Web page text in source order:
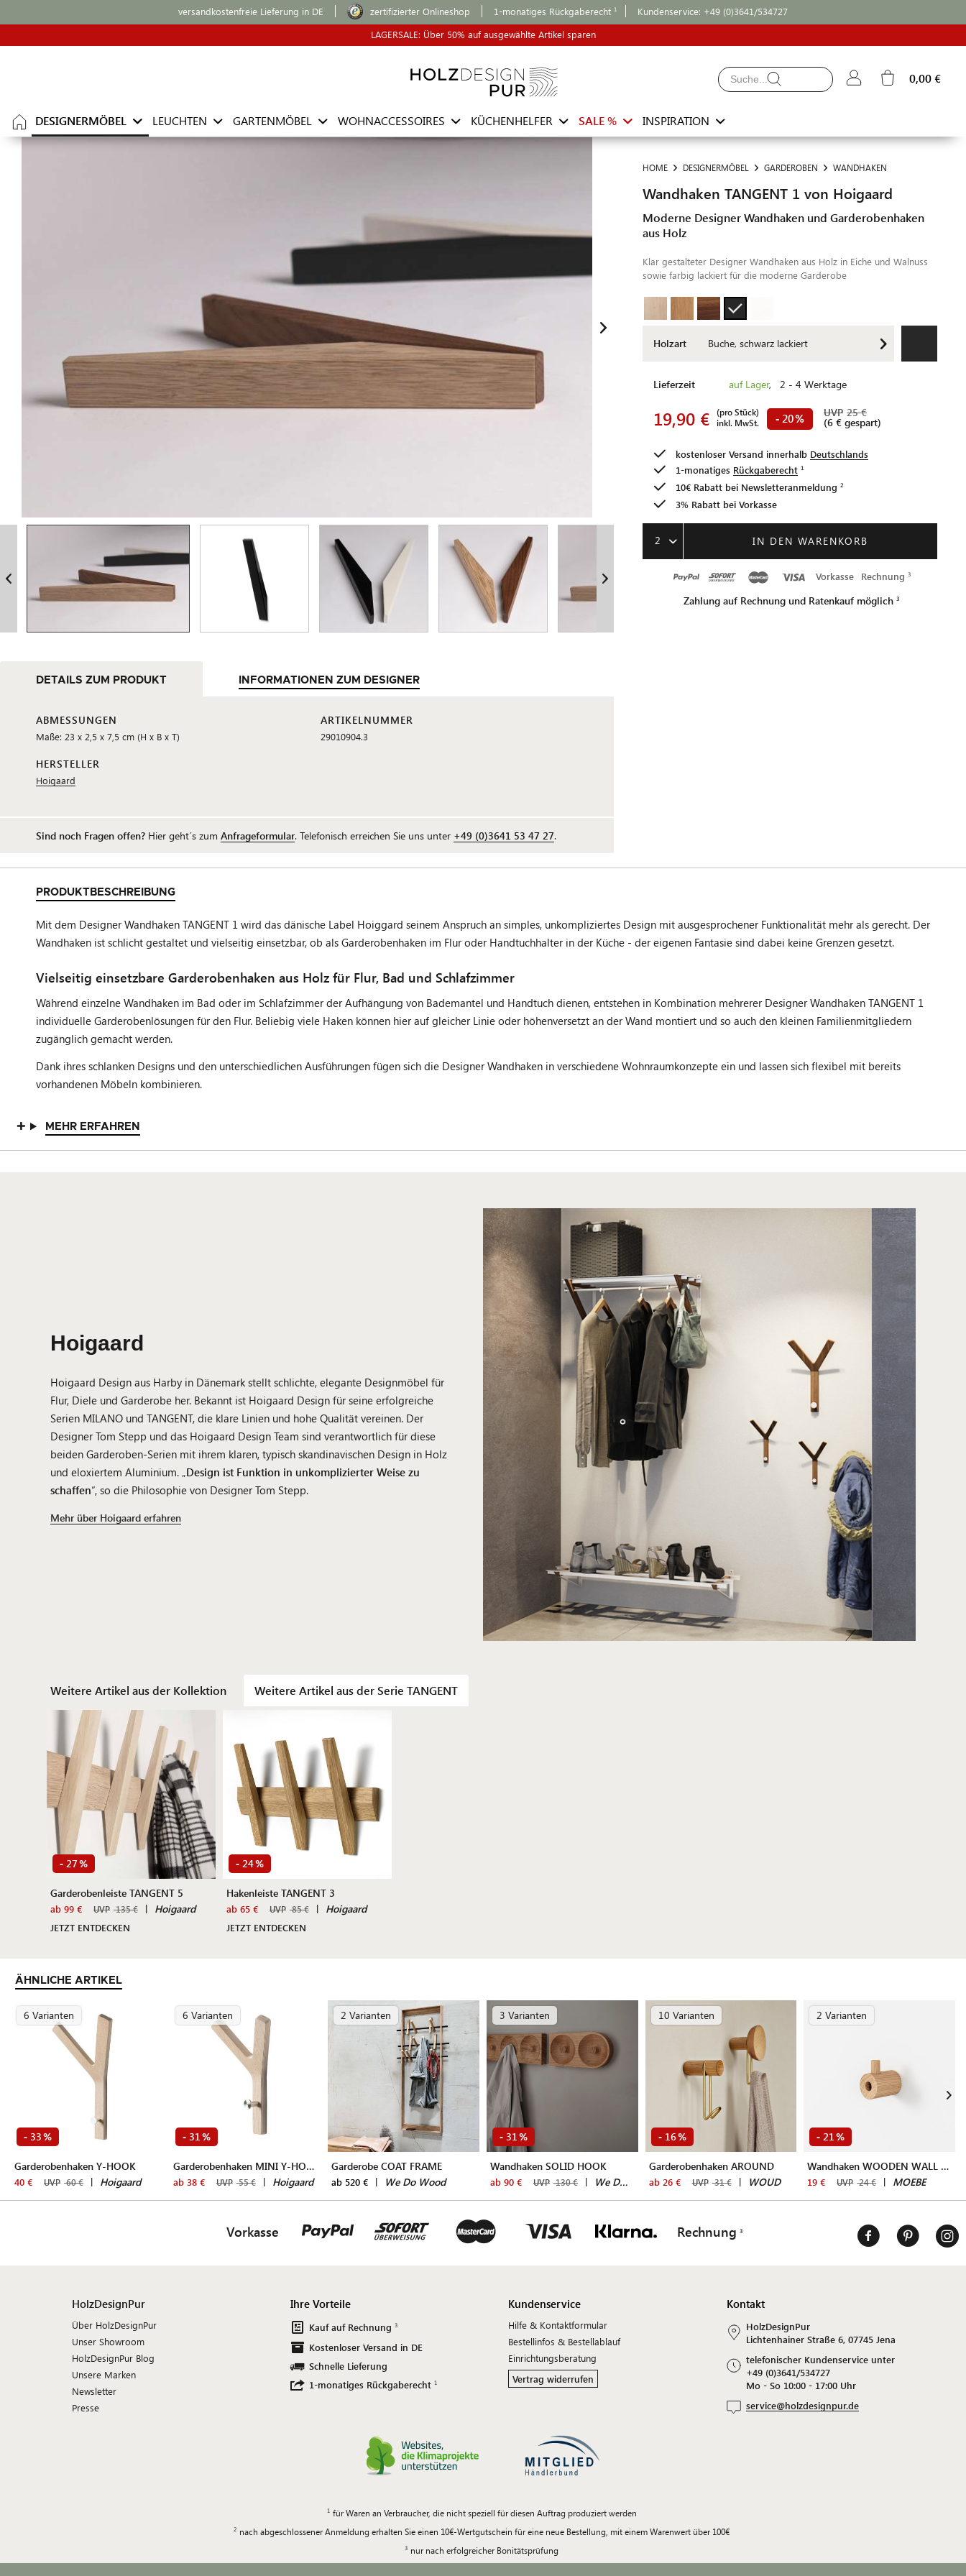
versandkostenfreie Lieferung in DE zertifizierter Onlineshop 1-monatiges Rückgaberecht Kundenservice: +49 (0)3641/534727
LAGERSALE: Über 50% auf ausgewählte Artikel sparen
0,00 €
DESIGNERMÖBEL LEUCHTEN GARTENMÖBEL WOHNACCESSOIRES KÜCHENHELFER SALE % INSPIRATION
HOME DESIGNERMÖBEL GARDEROBEN WANDHAKEN
Wandhaken TANGENT 1 von Hoigaard
Moderne Designer Wandhaken und Garderobenhaken
aus Holz
Klar gestalteter Designer Wandhaken aus Holz in Eiche und Walnuss
sowie farbig lackiert für die moderne Garderobe
Holzart Buche, schwarz lackiert
Lieferzeit auf Lager, 2 - 4 Werktage
19,90 € inkl. MwSt.
(pro Stück)
- 20%
UVP 25 €
(6 € gespart)
kostenloser Versand innerhalb Deutschlands
1-monatiges Rückgaberecht
10€ Rabatt bei Newsletteranmeldung
3% Rabatt bei Vorkasse
2 IN DEN WARENKORB
Vorkasse Rechnung
Zahlung auf Rechnung und Ratenkauf möglich
DETAILS ZUM PRODUKT INFORMATIONEN ZUM DESIGNER
ABMESSUNGEN
Maße: 23 x 2,5 x 7,5 cm (H x B x T)
HERSTELLER
Hoigaard
ARTIKELNUMMER
29010904.3
Sind noch Fragen offen? Hier geht´s zum Anfrageformular. Telefonisch erreichen Sie uns unter +49 (0)3641 53 47 27.
PRODUKTBESCHREIBUNG
Mit dem Designer Wandhaken TANGENT 1 wird das dänische Label Hoiggard seinem Anspruch an simples, unkompliziertes Design mit ausgesprochener Funktionalität mehr als gerecht. Der
Wandhaken ist schlicht gestaltet und vielseitig einsetzbar, ob als Garderobenhaken im Flur oder Handtuchhalter in der Küche - der eigenen Fantasie sind dabei keine Grenzen gesetzt.
Vielseitig einsetzbare Garderobenhaken aus Holz für Flur, Bad und Schlafzimmer
Während einzelne Wandhaken im Bad oder im Schlafzimmer der Aufhängung von Bademantel und Handtuch dienen, entstehen in Kombination mehrerer Designer Wandhaken TANGENT 1
individuelle Garderobenlösungen für den Flur. Beliebig viele Haken können hier auf gleicher Linie oder höhenversetzt an der Wand montiert und so auch den kleinen Familienmitgliedern
zugänglich gemacht werden.
Dank ihres schlanken Designs und den unterschiedlichen Ausführungen fügen sich die Designer Wandhaken in verschiedene Wohnraumkonzepte ein und lassen sich flexibel mit bereits
vorhandenen Möbeln kombinieren.
MEHR ERFAHREN
Hoigaard
Hoigaard Design aus Harby in Dänemark stellt schlichte, elegante Designmöbel für
Flur, Diele und Garderobe her. Bekannt ist Hoigaard Design für seine erfolgreiche
Serien MILANO und TANGENT, die klare Linien und hohe Qualität vereinen. Der
Designer Tom Stepp und das Hoigaard Design Team sind verantwortlich für diese
beiden Garderoben-Serien mit ihrem klaren, typisch skandinavischen Design in Holz
und eloxiertem Aluminium. „Design ist Funktion in unkomplizierter Weise zu
schaffen“, so die Philosophie von Designer Tom Stepp.
Mehr über Hoigaard erfahren
Weitere Artikel aus der Kollektion Weitere Artikel aus der Serie TANGENT
- 27%
Garderobenleiste TANGENT 5
ab 99 € UVP 135 € | Hoigaard
JETZT ENTDECKEN
- 24%
Hakenleiste TANGENT 3
ab 65 € UVP 85 € | Hoigaard
JETZT ENTDECKEN
ÄHNLICHE ARTIKEL
6 Varianten
- 33 %
Garderobenhaken Y-HOOK
40 € UVP 60 € | Hoigaard
6 Varianten
- 31 %
Garderobenhaken MINI Y-HOOK
ab 38 € UVP 55 € | Hoigaard
2 Varianten
Garderobe COAT FRAME
ab 520 € | We Do Wood
3 Varianten
- 31 %
Wandhaken SOLID HOOK
ab 90 € UVP 130 € | We Do Wood
10 Varianten
- 16%
Garderobenhaken AROUND
ab 26 € UVP 31 € | WOUD
2 Varianten
-21 %
Wandhaken WOODEN WALL HOOK
19 € UVP 24 € | MOEBE
Vorkasse Rechnung
HolzDesignPur
Über HolzDesignPur
Unser Showroom
HolzDesignPur Blog
Unsere Marken
Newsletter
Presse
Ihre Vorteile
Kauf auf Rechnung
Kostenloser Versand in DE
Schnelle Lieferung
1-monatiges Rückgaberecht
Kundenservice
Hilfe & Kontaktformular
Bestellinfos & Bestellablauf
Einrichtungsberatung
Vertrag widerrufen
Kontakt
HolzDesignPur
Lichtenhainer Straße 6, 07745 Jena
telefonischer Kundenservice unter
+49 (0)3641/534727
Mo - So 10:00 - 17:00 Uhr
service@holzdesignpur.de
für Waren an Verbraucher, die nicht speziell für diesen Auftrag produziert werden
nach abgeschlossener Anmeldung erhalten Sie einen 10€-Wertgutschein für eine neue Bestellung, mit einem Warenwert über 100€
nur nach erfolgreicher Bonitätsprüfung